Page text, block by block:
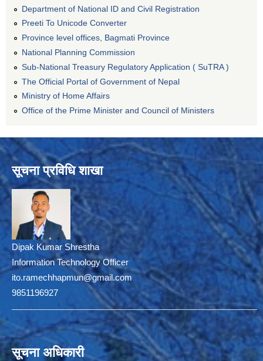
Department of National ID and Civil Registration
Preeti To Unicode Converter
Province level offices, Bagmati Province
National Planning Commission
Sub-National Treasury Regulatory Application ( SuTRA )
The Official Portal of Government of Nepal
Ministry of Home Affairs
Office of the Prime Minister and Council of Ministers
सूचना प्रविधि शाखा
Dipak Kumar Shrestha
Information Technology Officer
ito.ramechhapmun@gmail.com
9851196927
सूचना अधिकारी